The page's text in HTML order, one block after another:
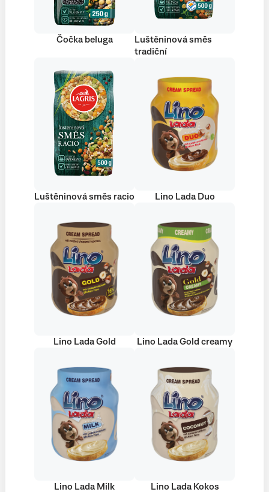
Čočka beluga
Luštěninová směs
tradiční
Luštěninová směs racio Lino Lada Duo
Lino Lada Gold Lino Lada Gold creamy
Lino Lada Milk Lino Lada Kokos